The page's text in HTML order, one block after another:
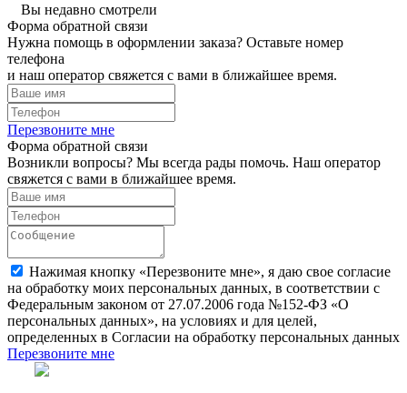
Вы недавно смотрели
Форма обратной связи
Нужна помощь в оформлении заказа? Оставьте номер
телефона
и наш оператор свяжется с вами в ближайшее время.
Перезвоните мне
Форма обратной связи
Возникли вопросы? Мы всегда рады помочь. Наш оператор
свяжется с вами в ближайшее время.
Нажимая кнопку «Перезвоните мне», я даю свое согласие
на обработку моих персональных данных, в соответствии с
Федеральным законом от 27.07.2006 года №152-ФЗ «О
персональных данных», на условиях и для целей,
определенных в Согласии на обработку персональных данных
Перезвоните мне